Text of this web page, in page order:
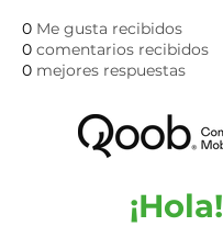
0 Me gusta recibidos
0 comentarios recibidos
0 mejores respuestas
¡Hola!